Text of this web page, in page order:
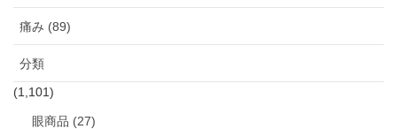
痛み (89)
分類
(1,101)
眼商品 (27)